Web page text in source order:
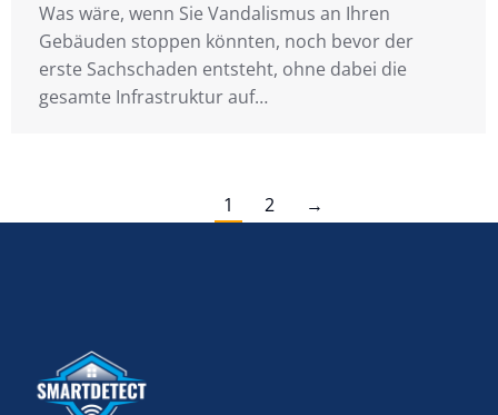
Was wäre, wenn Sie Vandalismus an Ihren
Gebäuden stoppen könnten, noch bevor der
erste Sachschaden entsteht, ohne dabei die
gesamte Infrastruktur auf…
1 2 →